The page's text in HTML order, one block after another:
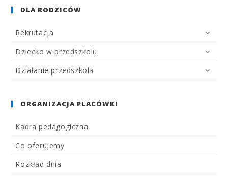
DLA RODZICÓW
Rekrutacja
Dziecko w przedszkolu
Działanie przedszkola
ORGANIZACJA PLACÓWKI
Kadra pedagogiczna
Co oferujemy
Rozkład dnia